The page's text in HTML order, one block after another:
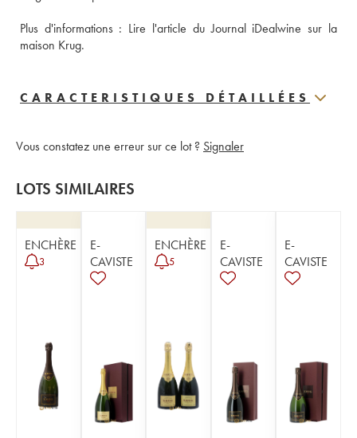
Plus d'informations : Lire l'article du Journal iDealwine sur la
maison Krug.
CARACTERISTIQUES DÉTAILLÉES
Vous constatez une erreur sur ce lot ? Signaler
LOTS SIMILAIRES
ENCHÈRE
3
E-
CAVISTE
ENCHÈRE
5
E-
CAVISTE
E-
CAVISTE